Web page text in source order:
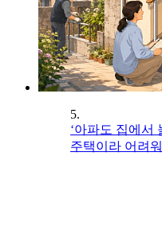
5.
‘아파도 집에서
주택이라 어려워